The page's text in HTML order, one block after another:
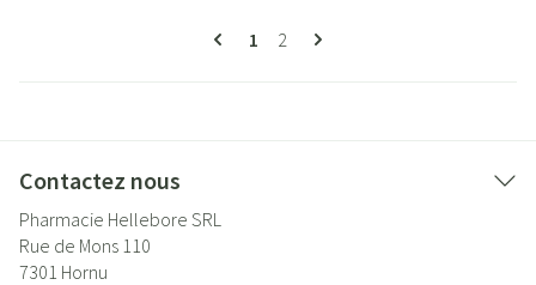
Pages
Vous lisez actuellement la page
1 Page
2
Contactez nous
Pharmacie Hellebore SRL
Rue de Mons 110
7301 Hornu